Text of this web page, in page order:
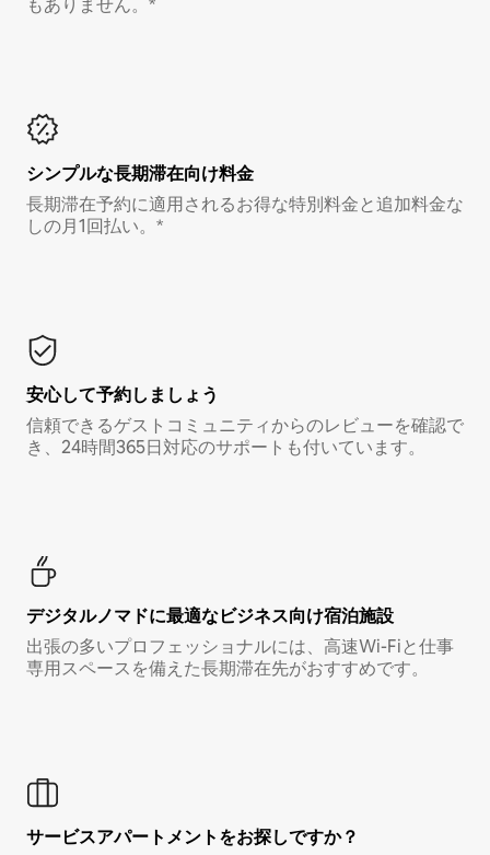
もありません。*
シンプルな長期滞在向け料金
長期滞在予約に適用されるお得な特別料金と追加料金な
しの月1回払い。*
安心して予約しましょう
信頼できるゲストコミュニティからのレビューを確認で
き、24時間365日対応のサポートも付いています。
デジタルノマド⁠に最⁠適⁠なビ⁠ジ⁠ネ⁠ス⁠向⁠け宿⁠泊⁠施⁠設
出張の多いプロフェッショナルには、高速Wi-Fiと仕事
専用スペースを備えた長期滞在先がおすすめです。
サービスアパートメントをお探しですか？